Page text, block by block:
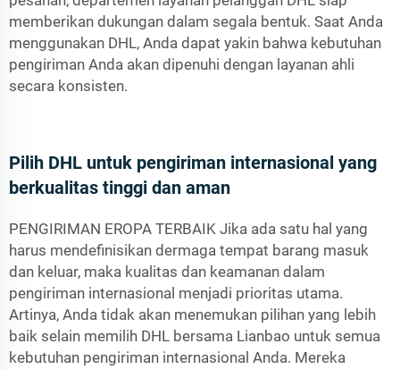
memberikan dukungan dalam segala bentuk. Saat Anda
menggunakan DHL, Anda dapat yakin bahwa kebutuhan
pengiriman Anda akan dipenuhi dengan layanan ahli
secara konsisten.
Pilih DHL untuk pengiriman internasional yang
berkualitas tinggi dan aman
PENGIRIMAN EROPA TERBAIK Jika ada satu hal yang
harus mendefinisikan dermaga tempat barang masuk
dan keluar, maka kualitas dan keamanan dalam
pengiriman internasional menjadi prioritas utama.
Artinya, Anda tidak akan menemukan pilihan yang lebih
baik selain memilih DHL bersama Lianbao untuk semua
kebutuhan pengiriman internasional Anda. Mereka